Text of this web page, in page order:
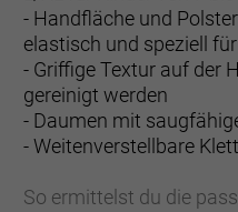
- Handfläche und
elastisch und speziell
- Griffige Textur auf der
gereinigt werden
- Daumen mit
- Weitenverstellbare
So ermittelst du die